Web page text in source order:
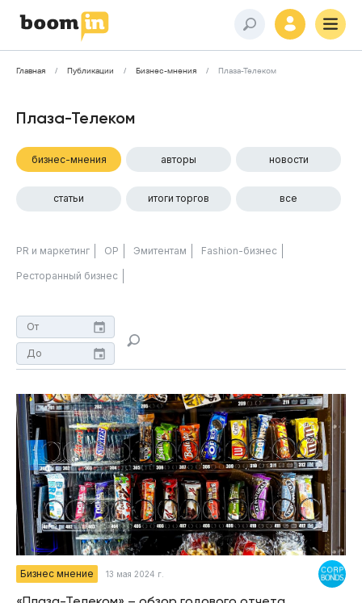
Главная Публикации Бизнес-мнения Плаза-Телеком
Плаза-Телеком
бизнес-мнения авторы новости
статьи итоги торгов все
PR и маркетинг ОР Эмитентам Fashion-бизнес
Ресторанный бизнес
Бизнес мнение 13 мая 2024 г.